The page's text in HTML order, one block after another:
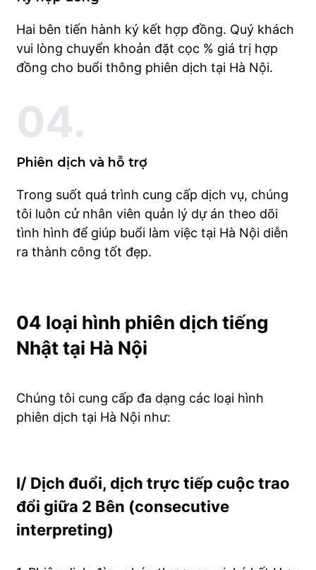
Hai bên tiến hành ký kết hợp đồng. Quý khách
vui lòng chuyển khoản đặt cọc % giá trị hợp
đồng cho buổi thông phiên dịch tại Hà Nội.
04.
Phiên dịch và hỗ trợ
Trong suốt quá trình cung cấp dịch vụ, chúng
tôi luôn cử nhân viên quản lý dự án theo dõi
tình hình để giúp buổi làm việc tại Hà Nội diễn
ra thành công tốt đẹp.
04 loại hình phiên dịch tiếng
Nhật tại Hà Nội
Chúng tôi cung cấp đa dạng các loại hình
phiên dịch tại Hà Nội như:
I/ Dịch đuổi, dịch trực tiếp cuộc trao
đổi giữa 2 Bên (consecutive
interpreting)